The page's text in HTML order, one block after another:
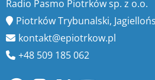
Radio Pasmo Piotrków sp. z o.o.
Piotrków Trybunalski,
kontakt@epiotrkow.pl
+48 509 185 062